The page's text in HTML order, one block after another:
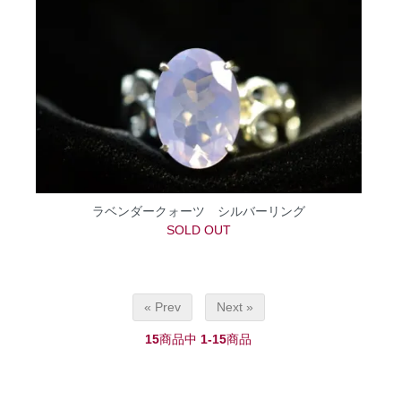
ラベンダークォーツ シルバーリング
SOLD OUT
« Prev Next »
15商品中 1-15商品